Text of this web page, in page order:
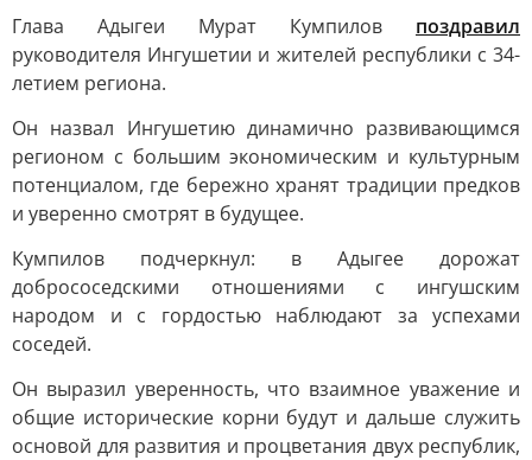
Глава Адыгеи Мурат Кумпилов поздравил
руководителя Ингушетии и жителей республики с 34-
летием региона.
Он назвал Ингушетию динамично развивающимся
регионом с большим экономическим и культурным
потенциалом, где бережно хранят традиции предков
и уверенно смотрят в будущее.
Кумпилов подчеркнул: в Адыгее дорожат
добрососедскими отношениями с ингушским
народом и с гордостью наблюдают за успехами
соседей.
Он выразил уверенность, что взаимное уважение и
общие исторические корни будут и дальше служить
основой для развития и процветания двух республик,